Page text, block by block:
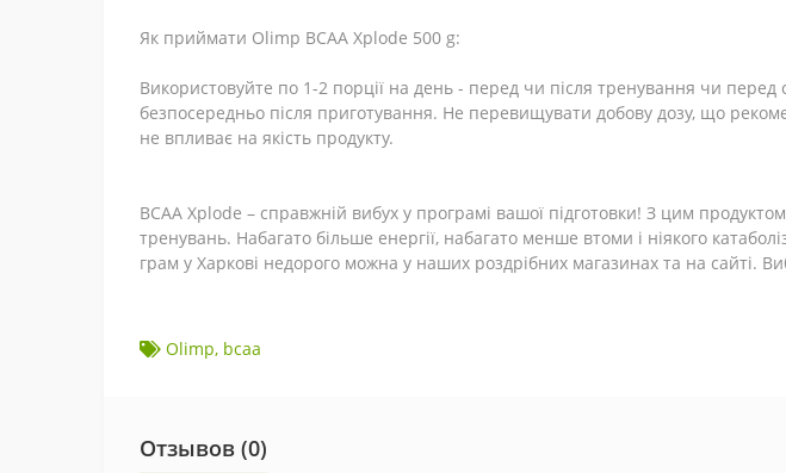
Як приймати Olimp BCAA Xplode 500 g:
Використовуйте по 1-2 порції на день - перед чи після тренування чи
безпосередньо після приготування. Не перевищувати добову дозу, що
не впливає на якість продукту.
BCAA Xplode – справжній вибух у програмі вашої підготовки! З цим
тренувань. Набагато більше енергії, набагато менше втоми і ніякого
грам у Харкові недорого можна у наших роздрібних магазинах та на сайті.
Olimp, bcaa
Отзывов (0)